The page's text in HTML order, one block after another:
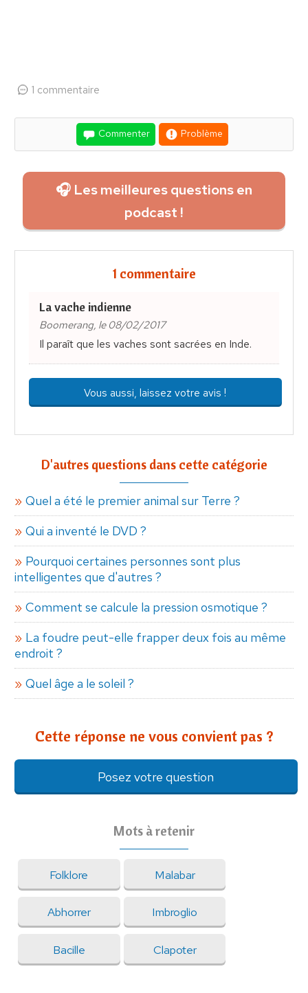
1 commentaire
Commenter Problème
🎧 Les meilleures questions en
podcast !
1 commentaire
La vache indienne
Boomerang, le 08/02/2017
Il paraît que les vaches sont sacrées en Inde.
Vous aussi, laissez votre avis !
D'autres questions dans cette catégorie
Quel a été le premier animal sur Terre ?
Qui a inventé le DVD ?
Pourquoi certaines personnes sont plus
intelligentes que d'autres ?
Comment se calcule la pression osmotique ?
La foudre peut-elle frapper deux fois au même
endroit ?
Quel âge a le soleil ?
Cette réponse ne vous convient pas ?
Posez votre question
Mots à retenir
Folklore Malabar
Abhorrer Imbroglio
Bacille Clapoter